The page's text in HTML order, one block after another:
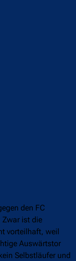
den FC
Zwar ist die
vorteilhaft, weil
Auswärtstor
Selbstläufer und